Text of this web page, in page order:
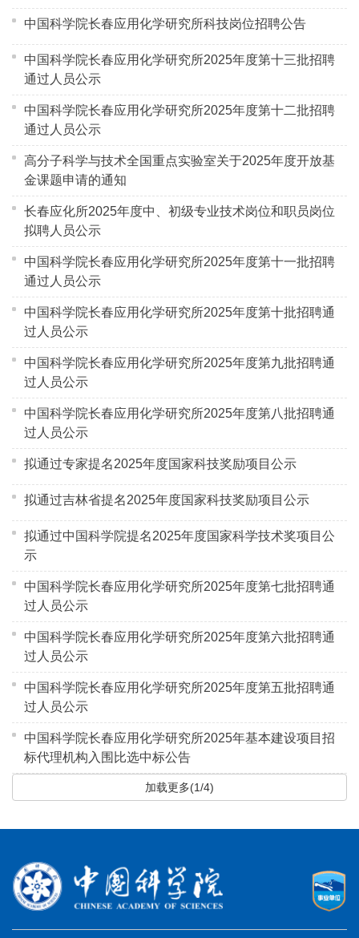
中国科学院长春应用化学研究所科技岗位招聘公告
中国科学院长春应用化学研究所2025年度第十三批招聘
通过人员公示
中国科学院长春应用化学研究所2025年度第十二批招聘
通过人员公示
高分子科学与技术全国重点实验室关于2025年度开放基
金课题申请的通知
长春应化所2025年度中、初级专业技术岗位和职员岗位
拟聘人员公示
中国科学院长春应用化学研究所2025年度第十一批招聘
通过人员公示
中国科学院长春应用化学研究所2025年度第十批招聘通
过人员公示
中国科学院长春应用化学研究所2025年度第九批招聘通
过人员公示
中国科学院长春应用化学研究所2025年度第八批招聘通
过人员公示
拟通过专家提名2025年度国家科技奖励项目公示
拟通过吉林省提名2025年度国家科技奖励项目公示
拟通过中国科学院提名2025年度国家科学技术奖项目公
示
中国科学院长春应用化学研究所2025年度第七批招聘通
过人员公示
中国科学院长春应用化学研究所2025年度第六批招聘通
过人员公示
中国科学院长春应用化学研究所2025年度第五批招聘通
过人员公示
中国科学院长春应用化学研究所2025年基本建设项目招
标代理机构入围比选中标公告
加载更多(1/4)